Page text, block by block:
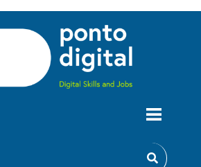
PRÁTICO EM
SOLUÇÕES